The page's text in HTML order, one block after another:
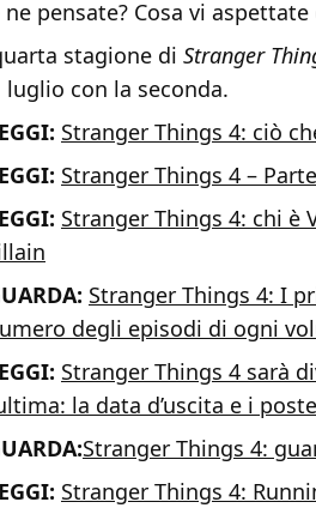
ne pensate? Cosa vi
stagione di Stranger
luglio con la seconda.
Stranger Things 4: ciò
Stranger Things 4 –
Stranger Things 4: chi è
Stranger Things 4: I
degli episodi di ogni
Stranger Things 4 sarà
la data d’uscita e i
Stranger Things 4:
Stranger Things 4: